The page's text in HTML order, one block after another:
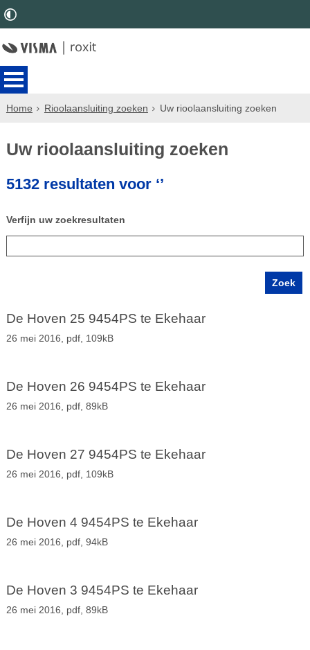
Home Rioolaansluiting zoeken Uw rioolaansluiting zoeken
Uw rioolaansluiting zoeken
5132 resultaten voor ‘’
Verfijn uw zoekresultaten
De Hoven 25 9454PS te Ekehaar
26 mei 2016, pdf, 109kB
De Hoven 26 9454PS te Ekehaar
26 mei 2016, pdf, 89kB
De Hoven 27 9454PS te Ekehaar
26 mei 2016, pdf, 109kB
De Hoven 4 9454PS te Ekehaar
26 mei 2016, pdf, 94kB
De Hoven 3 9454PS te Ekehaar
26 mei 2016, pdf, 89kB